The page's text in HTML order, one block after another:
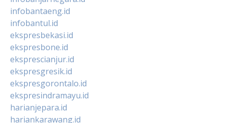
infobantaeng.id
infobantul.id
ekspresbekasi.id
ekspresbone.id
eksprescianjur.id
ekspresgresik.id
ekspresgorontalo.id
ekspresindramayu.id
harianjepara.id
hariankarawang.id